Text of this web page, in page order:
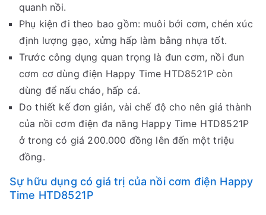
quanh nồi.
Phụ kiện đi theo bao gồm: muôi bới cơm, chén xúc
định lượng gạo, xửng hấp làm bằng nhựa tốt.
Trước công dụng quan trọng là đun cơm, nồi đun
cơm cơ dùng điện Happy Time HTD8521P còn
dùng để nấu cháo, hấp cá.
Do thiết kế đơn giản, vài chế độ cho nên giá thành
của nồi cơm điện đa năng Happy Time HTD8521P
ở trong có giá 200.000 đồng lên đến một triệu
đồng.
Sự hữu dụng có giá trị của nồi cơm điện Happy
Time HTD8521P